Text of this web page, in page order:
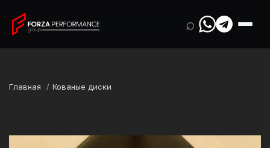
⌕
Главная Кованые диски